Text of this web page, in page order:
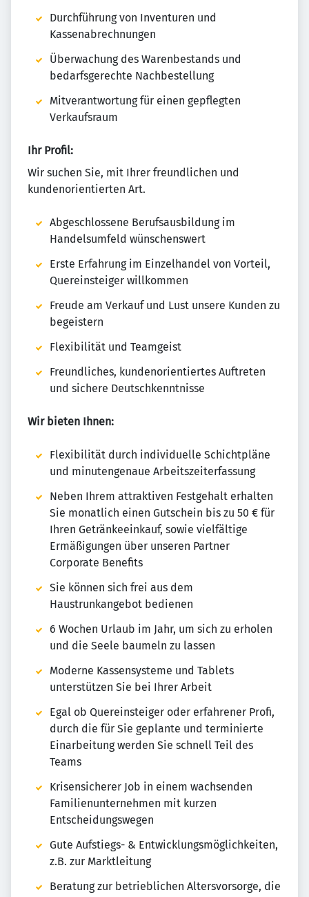
Durchführung von Inventuren und
Kassenabrechnungen
Überwachung des Warenbestands und
bedarfsgerechte Nachbestellung
Mitverantwortung für einen gepflegten
Verkaufsraum
Ihr Profil:
Wir suchen Sie, mit Ihrer freundlichen und
kundenorientierten Art.
Abgeschlossene Berufsausbildung im
Handelsumfeld wünschenswert
Erste Erfahrung im Einzelhandel von Vorteil,
Quereinsteiger willkommen
Freude am Verkauf und Lust unsere Kunden zu
begeistern
Flexibilität und Teamgeist
Freundliches, kundenorientiertes Auftreten
und sichere Deutschkenntnisse
Wir bieten Ihnen:
Flexibilität durch individuelle Schichtpläne
und minutengenaue Arbeitszeiterfassung
Neben Ihrem attraktiven Festgehalt erhalten
Sie monatlich einen Gutschein bis zu 50 € für
Ihren Getränkeeinkauf, sowie vielfältige
Ermäßigungen über unseren Partner
Corporate Benefits
Sie können sich frei aus dem
Haustrunkangebot bedienen
6 Wochen Urlaub im Jahr, um sich zu erholen
und die Seele baumeln zu lassen
Moderne Kassensysteme und Tablets
unterstützen Sie bei Ihrer Arbeit
Egal ob Quereinsteiger oder erfahrener Profi,
durch die für Sie geplante und terminierte
Einarbeitung werden Sie schnell Teil des
Teams
Krisensicherer Job in einem wachsenden
Familienunternehmen mit kurzen
Entscheidungswegen
Gute Aufstiegs- & Entwicklungsmöglichkeiten,
z.B. zur Marktleitung
Beratung zur betrieblichen Altersvorsorge, die